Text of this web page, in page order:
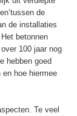
de
de installaties
betonnen
100 jaar nog
hebben goed
en hoe hiermee
Te veel